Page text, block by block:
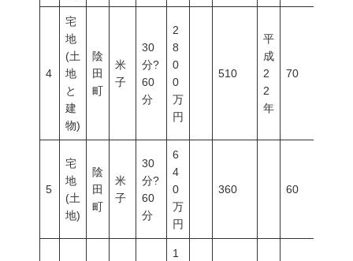
4
宅
地
(土
地
と
建
物)
陰
田
町
米
子
30
分?
60
分
2
8
0
0
万
円
510
平
成
2
2
年
70
5
宅
地
(土
地)
陰
田
町
米
子
30
分?
60
分
6
4
0
万
円
360 60
1